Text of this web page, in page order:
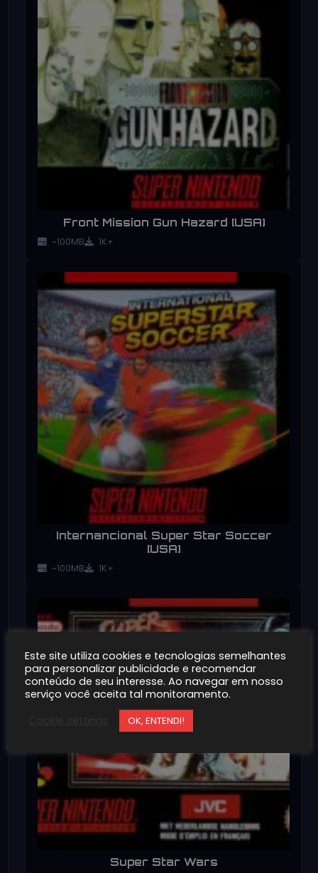
Front Mission Gun Hazard [USA]
~100MB 1K+
Internancional Super Star Soccer
[USA]
~100MB 1K+
Super Star Wars
Este site utiliza cookies e tecnologias semelhantes
para personalizar publicidade e recomendar
conteúdo de seu interesse. Ao navegar em nosso
serviço você aceita tal monitoramento.
OK, ENTENDI!